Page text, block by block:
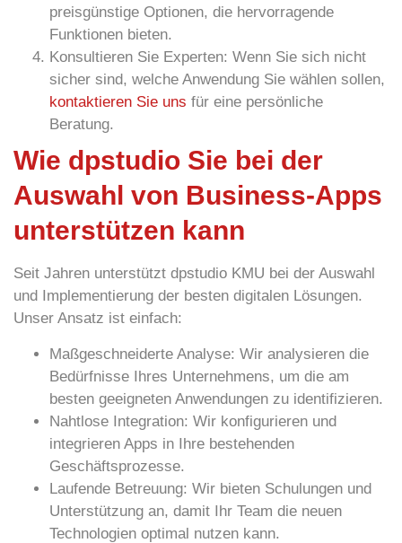
preisgünstige Optionen, die hervorragende
Funktionen bieten.
Konsultieren Sie Experten: Wenn Sie sich nicht
sicher sind, welche Anwendung Sie wählen sollen,
kontaktieren Sie uns für eine persönliche
Beratung.
Wie dpstudio Sie bei der
Auswahl von Business-Apps
unterstützen kann
Seit Jahren unterstützt dpstudio KMU bei der Auswahl
und Implementierung der besten digitalen Lösungen.
Unser Ansatz ist einfach:
Maßgeschneiderte Analyse: Wir analysieren die
Bedürfnisse Ihres Unternehmens, um die am
besten geeigneten Anwendungen zu identifizieren.
Nahtlose Integration: Wir konfigurieren und
integrieren Apps in Ihre bestehenden
Geschäftsprozesse.
Laufende Betreuung: Wir bieten Schulungen und
Unterstützung an, damit Ihr Team die neuen
Technologien optimal nutzen kann.